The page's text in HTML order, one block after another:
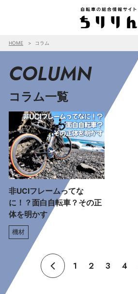
HOME コラム
COLUMN
コラム一覧
非UCIフレームってな
に！？面白自転車？その正
体を明かす
機材
1 2 3 4